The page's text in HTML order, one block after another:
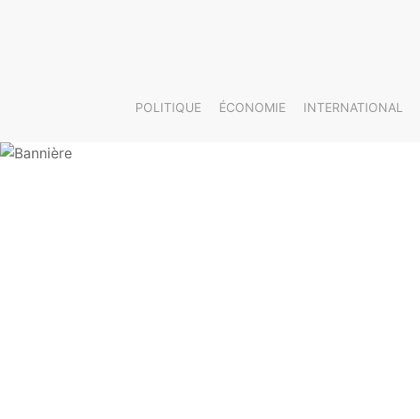
POLITIQUE ÉCONOMIE INTERNATIONAL